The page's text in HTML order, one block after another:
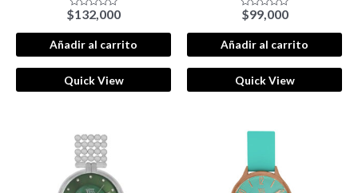
Valorado
con
0
de
5
$132,000
Añadir al carrito
Quick View
Valorado
con
0
de
5
$99,000
Añadir al carrito
Quick View